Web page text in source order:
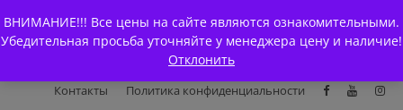
ВНИМАНИЕ!!! Все цены на сайте являются ознакомительными.
Убедительная просьба уточняйте у менеджера цену и наличие!
Отклонить
to
content
Главная
Магазин О Компании
Каталоги
Доставка и оплата
Контакты
Политика конфиденциальности